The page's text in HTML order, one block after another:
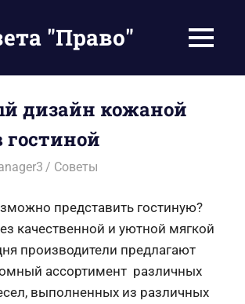
"Право" МЕНЮ
дизайн кожаной
гостиной
Советы
представить гостиную?
качественной и уютной мягкой
производители предлагают
ассортимент различных
выполненных из различных